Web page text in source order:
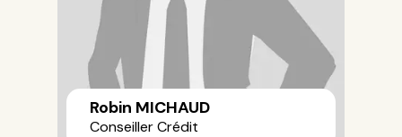
Robin MICHAUD
Conseiller Crédit